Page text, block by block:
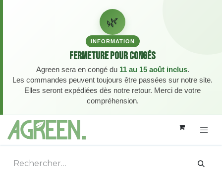
🌿
INFORMATION
Fermeture pour congés
Agreen sera en congé du 11 au 15 août inclus.
Les commandes peuvent toujours être passées sur notre site.
Elles seront expédiées dès notre retour. Merci de votre
compréhension.
Se rendre au contenu